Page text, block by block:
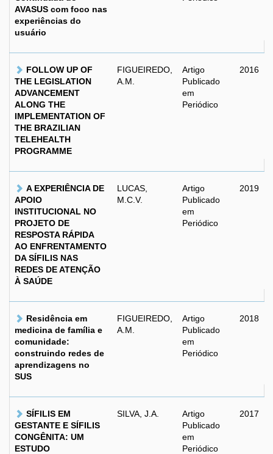
AVASUS com foco nas
experiências do
usuário
FOLLOW UP OF
THE LEGISLATION
ADVANCEMENT
ALONG THE
IMPLEMENTATION OF
THE BRAZILIAN
TELEHEALTH
PROGRAMME
FIGUEIREDO,
A.M.
Artigo
Publicado
em
Periódico
2016
A EXPERIÊNCIA DE
APOIO
INSTITUCIONAL NO
PROJETO DE
RESPOSTA RÁPIDA
AO ENFRENTAMENTO
DA SÍFILIS NAS
REDES DE ATENÇÃO
À SAÚDE
LUCAS,
M.C.V.
Artigo
Publicado
em
Periódico
2019
Residência em
medicina de família e
comunidade:
construindo redes de
aprendizagens no
SUS
FIGUEIREDO,
A.M.
Artigo
Publicado
em
Periódico
2018
SÍFILIS EM
GESTANTE E SÍFILIS
CONGÊNITA: UM
ESTUDO
SILVA, J.A.
Artigo
Publicado
em
Periódico
2017